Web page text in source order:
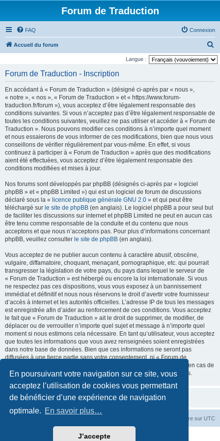
En poursuivant votre navigation sur ce site, vous
acceptez l’utilisation de cookies vous permettant
de bénéficier d’une expérience de navigation
optimale. En savoir plus…
J’accepte
Forum de Traduction
FAQ Connexion
Accueil du forum
e
Langue :
Forum de Traduction - Inscription
En accédant à « Forum de Traduction » (désigné ci-après par « nous »,
« notre », « nos », « Forum de Traduction » et « https://www.forum-
traduction.fr/forum »), vous acceptez d’être légalement responsable des
conditions suivantes. Si vous n’acceptez pas d’être légalement responsable de
toutes les conditions suivantes, veuillez ne pas utiliser et accéder à « Forum de
Traduction ». Nous pouvons modifier ces conditions à n’importe quel moment
et nous essaierons de vous informer de ces modifications, bien que nous vous
conseillons de vérifier régulièrement par vous-même. En effet, si vous
continuez à participer à « Forum de Traduction » après que des modifications
aient été effectuées, vous acceptez d’être légalement responsable des
conditions modifiées et mises à jour.
Nos forums sont développés par phpBB (désignés ci-après par « logiciel
phpBB » et « phpBB Limited ») qui est un logiciel de forum de discussions
déclaré sous la « licence publique générale GNU 2.0 » et qui peut être
téléchargé sur le site de phpBB (en anglais). Le logiciel phpBB a pour seul but
de faciliter les discussions sur internet et phpBB Limited ne peut en aucun cas
être tenu comme responsable de la conduite et du contenu que nous
acceptons et que nous n’acceptons pas. Pour plus d’informations concernant
phpBB, veuillez consulter le site de phpBB (en anglais).
Vous acceptez de ne publier aucun contenu à caractère abusif, obscène,
vulgaire, diffamatoire, choquant, menaçant, pornographique, etc. qui pourrait
transgresser la législation de votre pays, du pays dans lequel le serveur de
« Forum de Traduction » est hébergé ou encore la loi internationale. Si vous
ne respectez pas ces dispositions, vous vous exposez à un bannissement
immédiat et définitif et nous nous réservons le droit d’avertir votre fournisseur
d’accès à internet et les autorités officielles. L’adresse IP de tous les messages
est enregistrée afin d’aider au renforcement de ces conditions. Vous acceptez
le fait que « Forum de Traduction » ait le droit de supprimer, de modifier, de
déplacer ou de verrouiller n’importe quel sujet et message à n’importe quel
moment si nous estimons cela nécessaire. En tant qu’utilisateur, vous acceptez
que toutes les informations que vous avez renseignées soient enregistrées
dans notre base de données. Bien que ces informations ne seront pas
diffusées à une tierce partie sans votre consentement, ni « Forum de
Traduction », ni phpBB, ne pourront être tenus comme responsables en cas de
tentative de piratage informatique visant à compromettre vos données.
Fuseau horaire sur UTC
phpBB® Forum Software © phpBB Limited